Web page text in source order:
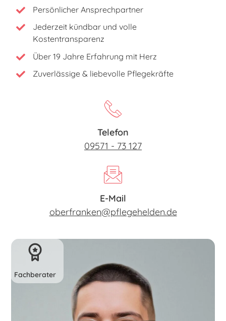
Fachberater
Persönlicher Ansprechpartner
Jederzeit kündbar und volle
Kostentransparenz
Über 19 Jahre Erfahrung mit Herz
Zuverlässige & liebevolle Pflegekräfte
Telefon
09571 - 73 127
E-Mail
oberfranken@pflegehelden.de